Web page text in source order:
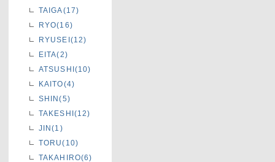
TAIGA(17)
RYO(16)
RYUSEI(12)
EITA(2)
ATSUSHI(10)
KAITO(4)
SHIN(5)
TAKESHI(12)
JIN(1)
TORU(10)
TAKAHIRO(6)